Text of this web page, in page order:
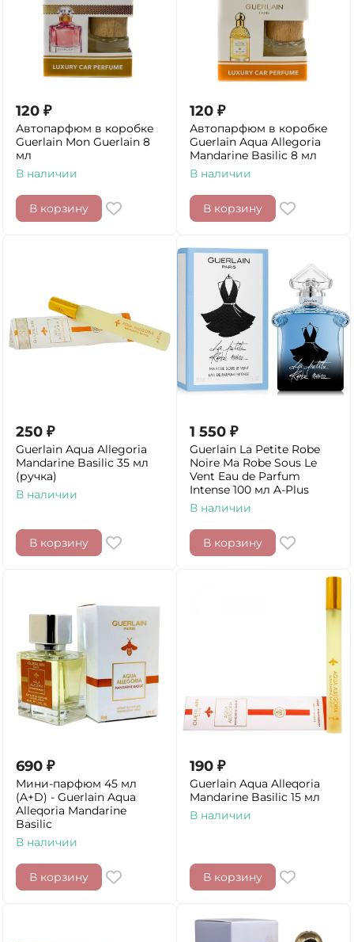
120 ₽
Автопарфюм в коробке
Guerlain Mon Guerlain 8
мл
В наличии
В корзину
120 ₽
Автопарфюм в коробке
Guerlain Aqua Allegoria
Mandarine Basilic 8 мл
В наличии
В корзину
250 ₽
Guerlain Aqua Allegoria
Mandarine Basilic 35 мл
(ручка)
В наличии
В корзину
1 550 ₽
Guerlain La Petite Robe
Noire Ma Robe Sous Le
Vent Eau de Parfum
Intense 100 мл A-Plus
В наличии
В корзину
690 ₽
Мини-парфюм 45 мл
(A+D) - Guerlain Aqua
Alleqoria Mandarine
Basilic
В наличии
В корзину
190 ₽
Guerlain Aqua Alleqoria
Mandarine Basilic 15 мл
В наличии
В корзину